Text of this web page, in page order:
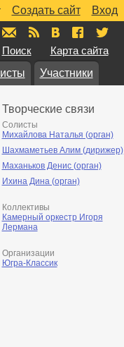
Вход
Создать сайт
Поиск Карта сайта
Участники
Творческие связи
Солисты
Михайлова Наталья (орган)
Шахмаметьев Алим (дирижер)
Маханьков Денис (орган)
Ихина Дина (орган)
Коллективы
Камерный оркестр Игоря
Лермана
Организации
Югра-Классик